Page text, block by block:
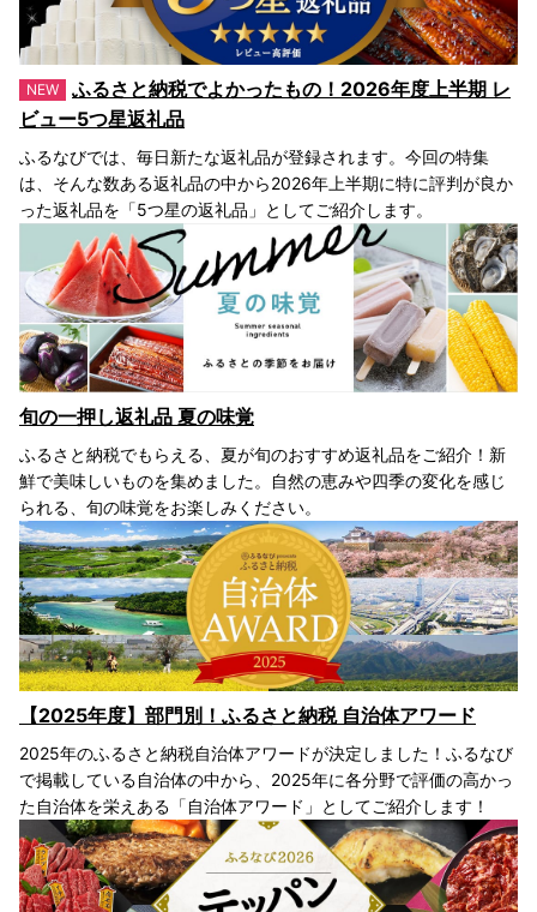
ふるさと納税でよかったもの！2026年度上半期 レ
ビュー5つ星返礼品
ふるなびでは、毎日新たな返礼品が登録されます。今回の特集
は、そんな数ある返礼品の中から2026年上半期に特に評判が良か
った返礼品を「5つ星の返礼品」としてご紹介します。
旬の一押し返礼品 夏の味覚
ふるさと納税でもらえる、夏が旬のおすすめ返礼品をご紹介！新
鮮で美味しいものを集めました。自然の恵みや四季の変化を感じ
られる、旬の味覚をお楽しみください。
【2025年度】部門別！ふるさと納税 自治体アワード
2025年のふるさと納税自治体アワードが決定しました！ふるなび
で掲載している自治体の中から、2025年に各分野で評価の高かっ
た自治体を栄えある「自治体アワード」としてご紹介します！